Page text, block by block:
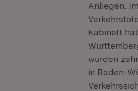
Anliegen. Im
Kabinett
wurden
in Baden-